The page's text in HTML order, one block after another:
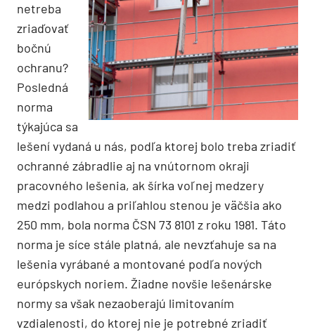
netreba
zriaďovať
bočnú
ochranu?
Posledná
norma
týkajúca sa
lešení vydaná u nás, podľa ktorej bolo treba zriadiť
ochranné zábradlie aj na vnútornom okraji
pracovného lešenia, ak šírka voľnej medzery
medzi podlahou a priľahlou stenou je väčšia ako
250 mm, bola norma ČSN 73 8101 z roku 1981. Táto
norma je síce stále platná, ale nevzťahuje sa na
lešenia vyrábané a montované podľa nových
európskych noriem. Žiadne novšie lešenárske
normy sa však nezaoberajú limitovaním
vzdialenosti, do ktorej nie je potrebné zriadiť